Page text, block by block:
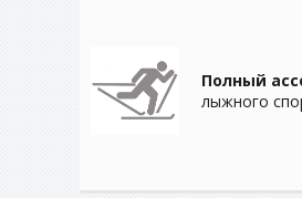
Полный
лыжного